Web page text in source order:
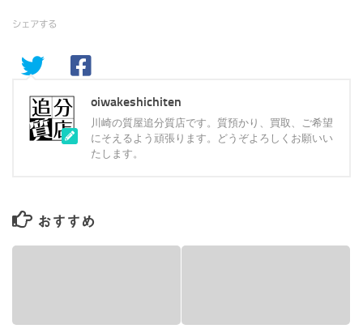
シェアする
oiwakeshichiten
川崎の質屋追分質店です。質預かり、買取、ご希望
にそえるよう頑張ります。どうぞよろしくお願いい
たします。
おすすめ